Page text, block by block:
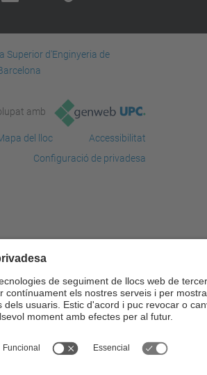
Superior d'Enginyeria de
amb
del lloc
Accessibilitat
Configuració de privadesa